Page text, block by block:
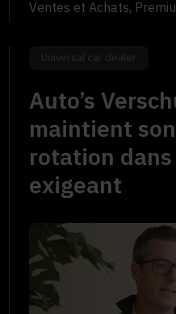
Ventes et Achats,
Universal car dealer
Auto’s
maintient
rotation
exigeant